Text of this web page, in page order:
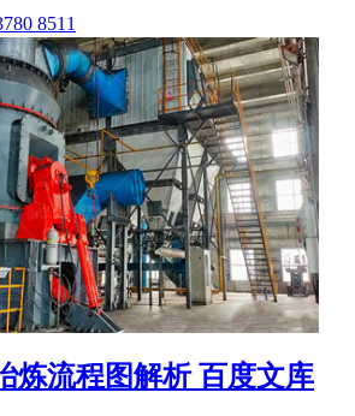
8511
炼流程图解析 百度文库